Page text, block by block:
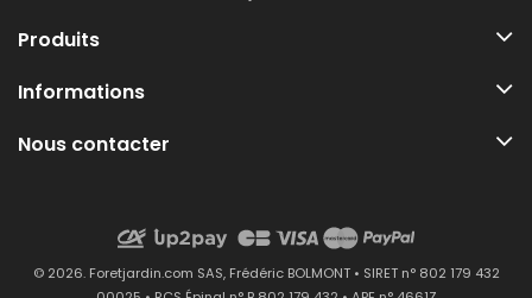
Produits
Informations
Nous contacter
© 2026. Foretjardin.com SAS, Frédéric BOLMONT • SIRET n° 802 179 432